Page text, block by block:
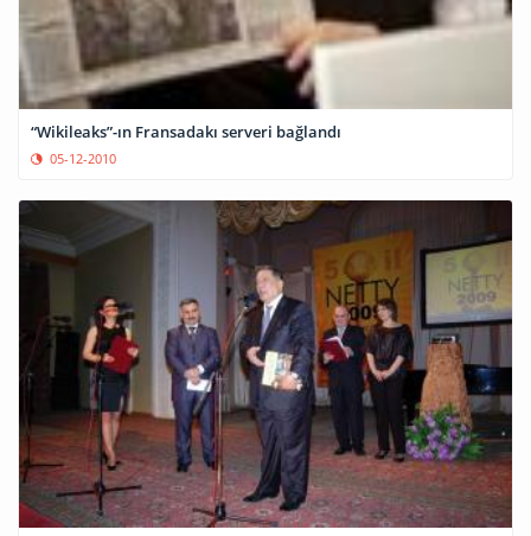
“Wikileaks”-ın Fransadakı serveri bağlandı
05-12-2010